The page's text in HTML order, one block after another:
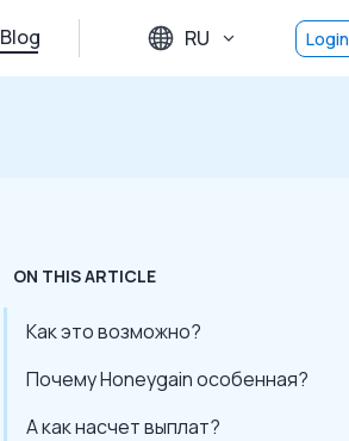
Blog RU Login
ON THIS ARTICLE
Как это возможно?
Почему Honeygain особенная?
А как насчет выплат?